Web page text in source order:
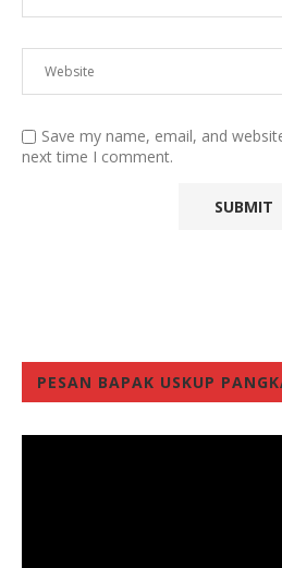
Save my name, email, and
next time I comment.
PESAN BAPAK USKUP